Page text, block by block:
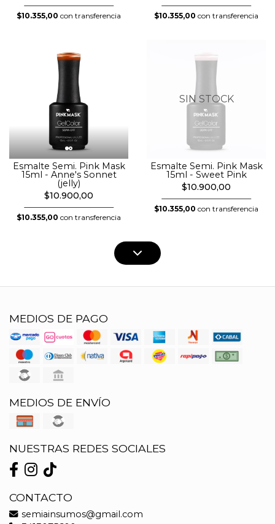
$10.355,00 con transferencia $10.355,00 con transferencia
Esmalte Semi. Pink Mask
15ml - Anne's Sonnet
(jelly)
$10.900,00
$10.355,00 con transferencia
SIN STOCK
Esmalte Semi. Pink Mask
15ml - Sweet Pink
$10.900,00
$10.355,00 con transferencia
MEDIOS DE PAGO
MEDIOS DE ENVÍO
NUESTRAS REDES SOCIALES
CONTACTO
semiainsumos@gmail.com